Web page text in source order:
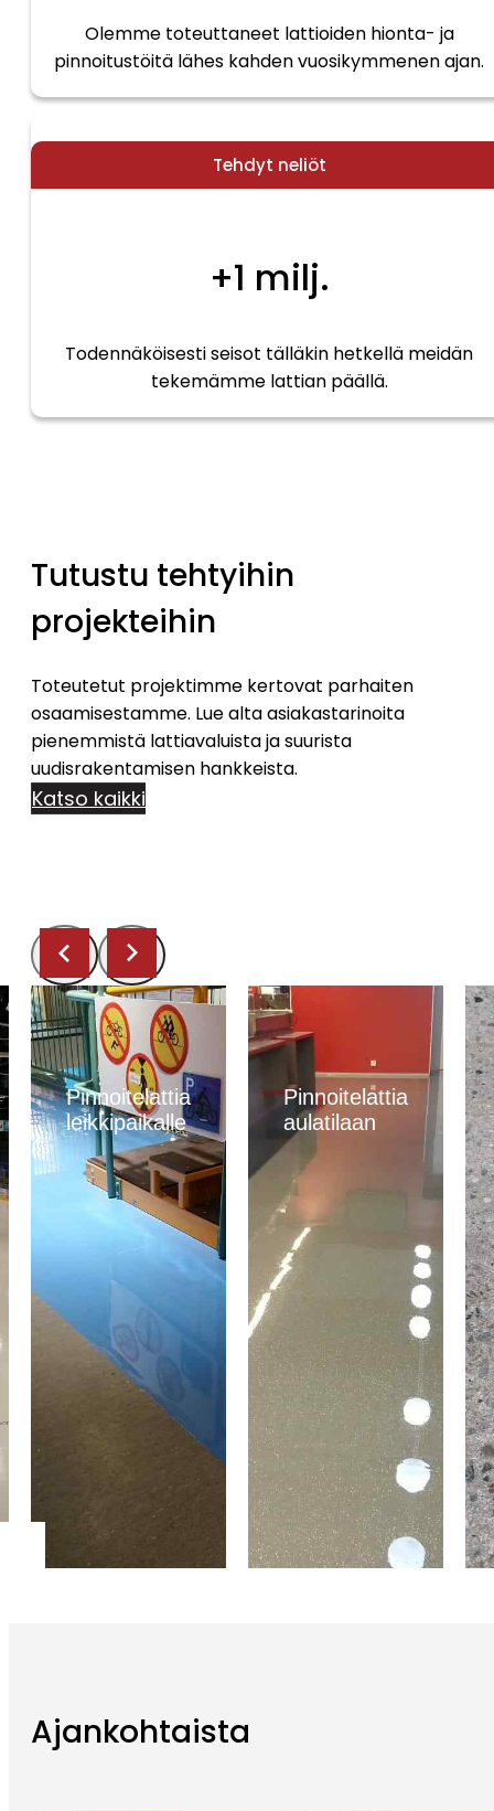
Olemme toteuttaneet lattioiden hionta- ja
pinnoitustöitä lähes kahden vuosikymmenen ajan.
Tehdyt neliöt
+1 milj.
Todennäköisesti seisot tälläkin hetkellä meidän
tekemämme lattian päällä.
Tutustu tehtyihin
projekteihin
Toteutetut projektimme kertovat parhaiten
osaamisestamme. Lue alta asiakastarinoita
pienemmistä lattiavaluista ja suurista
uudisrakentamisen hankkeista.
Katso kaikki
Pinnoitelattia
leikkipaikalle
Pinnoitelattia
aulatilaan
Ajankohtaista